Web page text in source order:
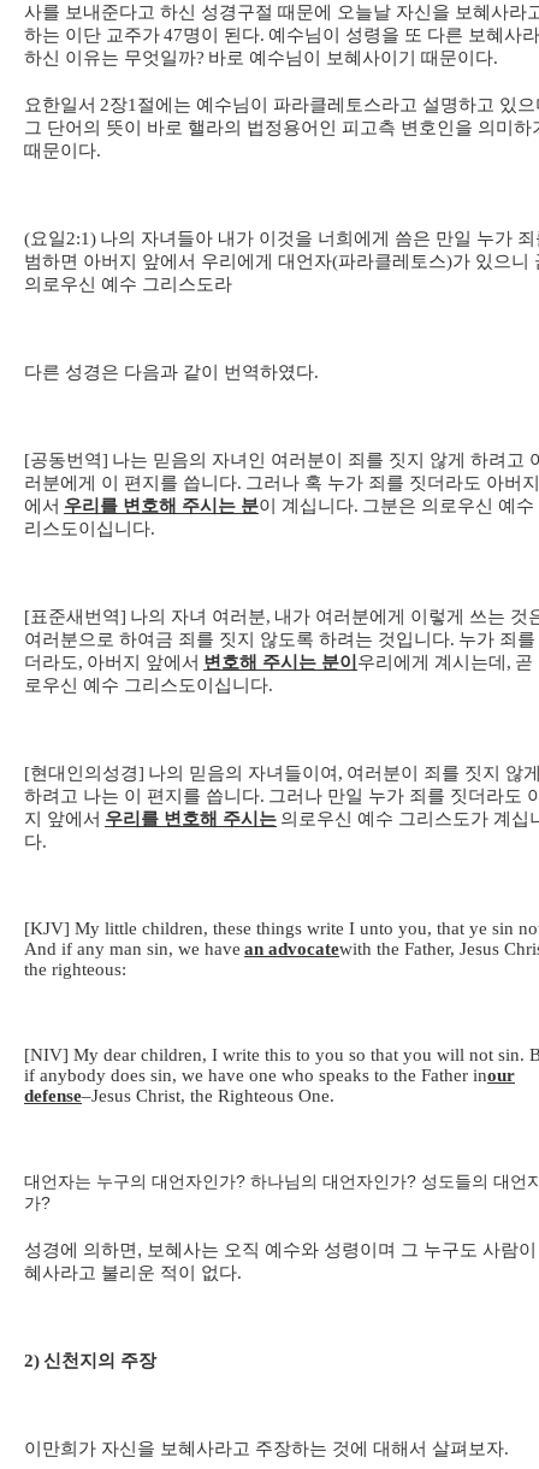
사를 보내준다고 하신 성경구절 때문에 오늘날 자신을 보혜사라
하는 이단 교주가47명이 된다. 예수님이 성령을 또 다른 보혜사
하신 이유는 무엇일까? 바로 예수님이 보혜사이기 때문이다.
요한일서 2장1 절에는 예수님이 파라클레토스라고 설명하고 있으
그 단어의 뜻이 바로 핼라의 법정용어인 피고측 변호인을 의미하
때문이다.
(요일2:1) 나의 자녀들아 내가 이것을 너희에게 씀은 만일 누가 죄
범하면 아버지 앞에서 우리에게 대언자(파라클레토스)가 있으니
의로우신 예수 그리스도라
다른 성경은 다음과 같이 번역하였다.
[공동번역] 나는 믿음의 자녀인 여러분이 죄를 짓지 않게 하려고
러분에게 이 편지를 씁니다. 그러나 혹 누가 죄를 짓더라도 아버
에서 우리를 변호해 주시는 분이 계십니다. 그분은 의로우신 예수
리스도이십니다.
[표준새번역] 나의 자녀 여러분, 내가 여러분에게 이렇게 쓰는 것
여러분으로 하여금 죄를 짓지 않도록 하려는 것입니다. 누가 죄를
더라도, 아버지 앞에서 변호해 주시는 분이 우리에게 계시는데 , 곧
로우신 예수 그리스도이십니다.
[현대인의성경] 나의 믿음의 자녀들이여 , 여러분이 죄를 짓지 않
하려고 나는 이 편지를 씁니다. 그러나 만일 누가 죄를 짓더라도
지 앞에서 우리를 변호해 주시는 의로우신 예수 그리스도가 계십
다.
[KJV] My little children, these things write I unto you, that ye sin
And if any man sin, we have an advocatewith the Father, Jesus
the righteous:
[NIV] My dear children, I write this to you so that you will not sin.
if anybody does sin, we have one who speaks to the Father inour
defense–Jesus Christ, the Righteous One.
대언자는 누구의 대언자인가? 하나님의 대언자인가? 성도들의 대언
가?
성경에 의하면, 보혜사는 오직 예수와 성령이며 그 누구도 사람
혜사라고 불리운 적이 없다.
2)신천지의 주장
이만희가 자신을 보혜사라고 주장하는 것에 대해서 살펴보자.